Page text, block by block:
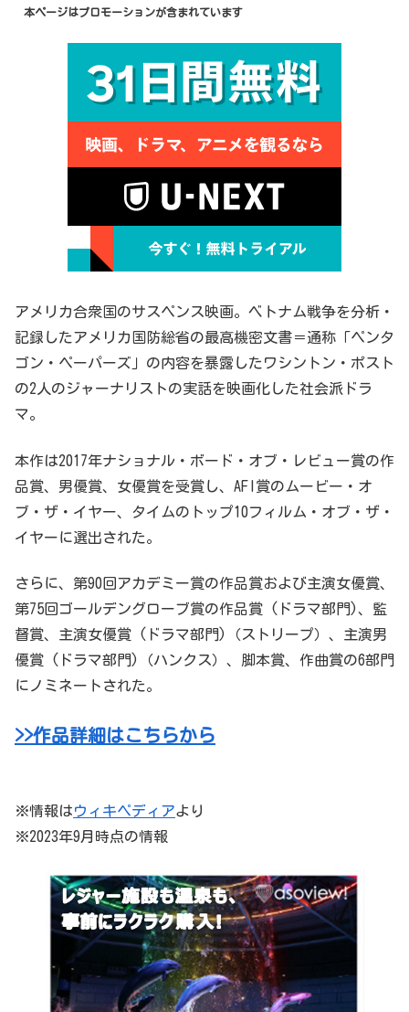
本ページはプロモーションが含まれています
アメリカ合衆国のサスペンス映画。ベトナム戦争を分析・
記録したアメリカ国防総省の最高機密文書＝通称「ペンタ
ゴン・ペーパーズ」の内容を暴露したワシントン・ポスト
の2人のジャーナリストの実話を映画化した社会派ドラ
マ。
本作は2017年ナショナル・ボード・オブ・レビュー賞の作
品賞、男優賞、女優賞を受賞し、AFI賞のムービー・オ
ブ・ザ・イヤー、タイムのトップ10フィルム・オブ・ザ・
イヤーに選出された。
さらに、第90回アカデミー賞の作品賞および主演女優賞、
第75回ゴールデングローブ賞の作品賞 (ドラマ部門)、監
督賞、主演女優賞 (ドラマ部門)（ストリープ）、主演男
優賞 (ドラマ部門)（ハンクス）、脚本賞、作曲賞の6部門
にノミネートされた。
>>作品詳細はこちらから
※情報はウィキペディアより
※2023年9月時点の情報